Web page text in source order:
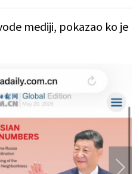
mediji, pokazao ko je